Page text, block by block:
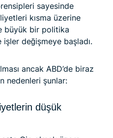
sayesinde
kısma üzerine
büyük bir politika
değişmeye başladı.
ancak ABD’de biraz
nedenleri şunlar:
düşük